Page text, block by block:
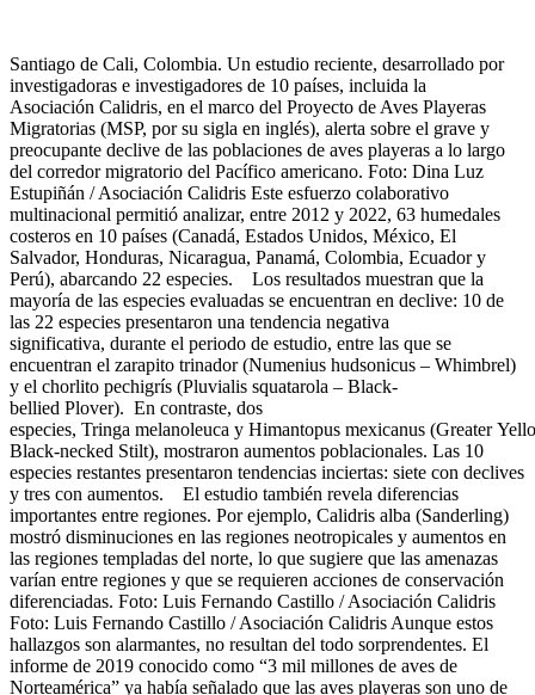
Santiago de Cali, Colombia. Un estudio reciente, desarrollado por
investigadoras e investigadores de 10 países, incluida la
Asociación Calidris, en el marco del Proyecto de Aves Playeras
Migratorias (MSP, por su sigla en inglés), alerta sobre el grave y
preocupante declive de las poblaciones de aves playeras a lo largo
del corredor migratorio del Pacífico americano. Foto: Dina Luz
Estupiñán / Asociación Calidris Este esfuerzo colaborativo
multinacional permitió analizar, entre 2012 y 2022, 63 humedales
costeros en 10 países (Canadá, Estados Unidos, México, El
Salvador, Honduras, Nicaragua, Panamá, Colombia, Ecuador y
Perú), abarcando 22 especies. Los resultados muestran que la
mayoría de las especies evaluadas se encuentran en declive: 10 de
las 22 especies presentaron una tendencia negativa
significativa, durante el periodo de estudio, entre las que se
encuentran el zarapito trinador (Numenius hudsonicus – Whimbrel)
y el chorlito pechigrís (Pluvialis squatarola – Black-
bellied Plover). En contraste, dos
especies, Tringa melanoleuca y Himantopus mexicanus (Greater
Black-necked Stilt), mostraron aumentos poblacionales. Las 10
especies restantes presentaron tendencias inciertas: siete con declives
y tres con aumentos. El estudio también revela diferencias
importantes entre regiones. Por ejemplo, Calidris alba (Sanderling)
mostró disminuciones en las regiones neotropicales y aumentos en
las regiones templadas del norte, lo que sugiere que las amenazas
varían entre regiones y que se requieren acciones de conservación
diferenciadas. Foto: Luis Fernando Castillo / Asociación Calidris
Foto: Luis Fernando Castillo / Asociación Calidris Aunque estos
hallazgos son alarmantes, no resultan del todo sorprendentes. El
informe de 2019 conocido como “3 mil millones de aves de
Norteamérica” ya había señalado que las aves playeras son uno de